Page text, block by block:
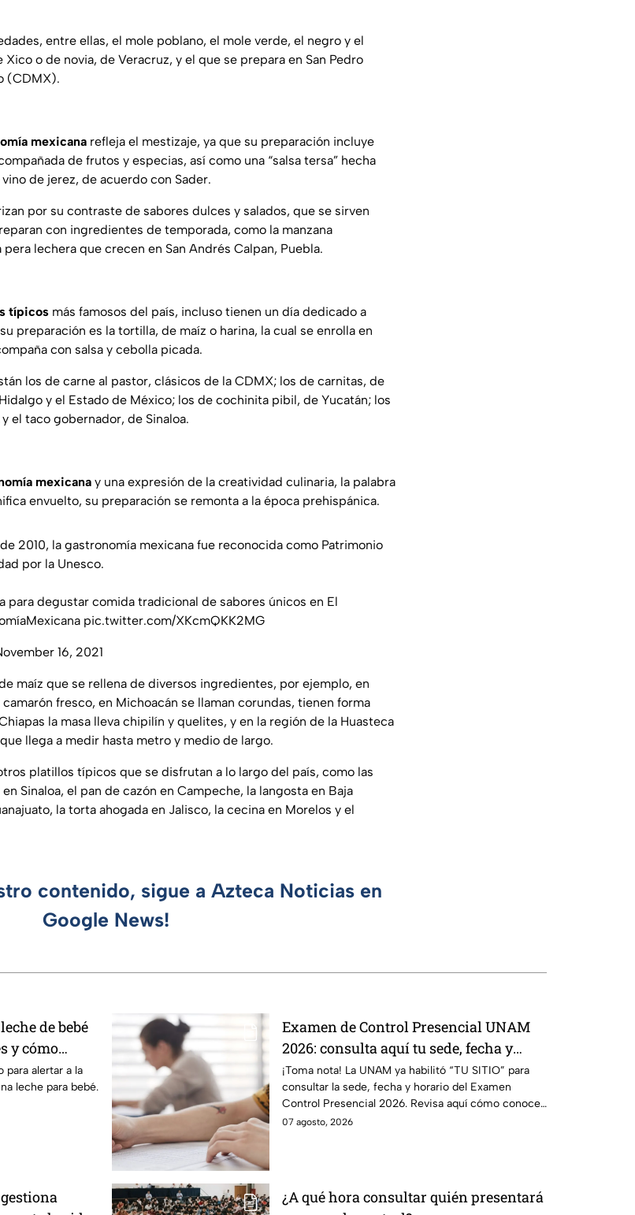
entre ellas, el mole poblano, el mole verde, el negro y el
o de novia, de Veracruz, y el que se prepara en San Pedro
(CDMX).
mexicana refleja el mestizaje, ya que su preparación incluye
de frutos y especias, así como una “salsa tersa” hecha
de jerez, de acuerdo con Sader.
por su contraste de sabores dulces y salados, que se sirven
con ingredientes de temporada, como la manzana
lechera que crecen en San Andrés Calpan, Puebla.
típicos más famosos del país, incluso tienen un día dedicado a
preparación es la tortilla, de maíz o harina, la cual se enrolla en
con salsa y cebolla picada.
los de carne al pastor, clásicos de la CDMX; los de carnitas, de
y el Estado de México; los de cochinita pibil, de Yucatán; los
el taco gobernador, de Sinaloa.
mexicana y una expresión de la creatividad culinaria, la palabra
envuelto, su preparación se remonta a la época prehispánica.
2010, la gastronomía mexicana fue reconocida como Patrimonio
por la Unesco.
para degustar comida tradicional de sabores únicos en El
pic.twitter.com/XKcmQKK2MG
16, 2021
maíz que se rellena de diversos ingredientes, por ejemplo, en
fresco, en Michoacán se llaman corundas, tienen forma
la masa lleva chipilín y quelites, y en la región de la Huasteca
llega a medir hasta metro y medio de largo.
platillos típicos que se disfrutan a lo largo del país, como las
Sinaloa, el pan de cazón en Campeche, la langosta en Baja
la torta ahogada en Jalisco, la cecina en Morelos y el
contenido, sigue a Azteca Noticias en
Google News!
de bebé
y cómo
para alertar a la
leche para bebé.
Examen de Control Presencial UNAM
2026: consulta aquí tu sede, fecha y
horario
¡Toma nota! La UNAM ya habilitó “TU SITIO” para
consultar la sede, fecha y horario del Examen
Control Presencial 2026. Revisa aquí cómo conocer
tu cita.
07 agosto, 2026
¿A qué hora consultar quién presentará